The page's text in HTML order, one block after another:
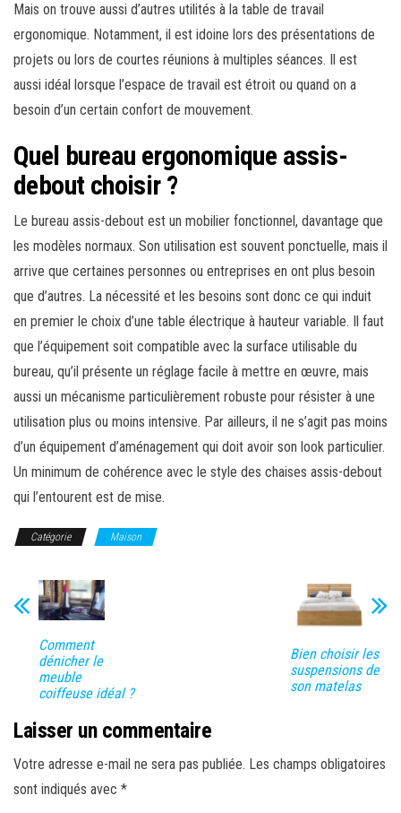
Mais on trouve aussi d’autres utilités à la table de travail
ergonomique. Notamment, il est idoine lors des présentations de
projets ou lors de courtes réunions à multiples séances. Il est
aussi idéal lorsque l’espace de travail est étroit ou quand on a
besoin d’un certain confort de mouvement.
Quel bureau ergonomique assis-
debout choisir ?
Le bureau assis-debout est un mobilier fonctionnel, davantage que
les modèles normaux. Son utilisation est souvent ponctuelle, mais il
arrive que certaines personnes ou entreprises en ont plus besoin
que d’autres. La nécessité et les besoins sont donc ce qui induit
en premier le choix d’une table électrique à hauteur variable. Il faut
que l’équipement soit compatible avec la surface utilisable du
bureau, qu’il présente un réglage facile à mettre en œuvre, mais
aussi un mécanisme particulièrement robuste pour résister à une
utilisation plus ou moins intensive. Par ailleurs, il ne s’agit pas moins
d’un équipement d’aménagement qui doit avoir son look particulier.
Un minimum de cohérence avec le style des chaises assis-debout
qui l’entourent est de mise.
Catégorie Maison
Comment
dénicher le
meuble
coiffeuse idéal ?
Bien choisir les
suspensions de
son matelas
Laisser un commentaire
Votre adresse e-mail ne sera pas publiée. Les champs obligatoires
sont indiqués avec *